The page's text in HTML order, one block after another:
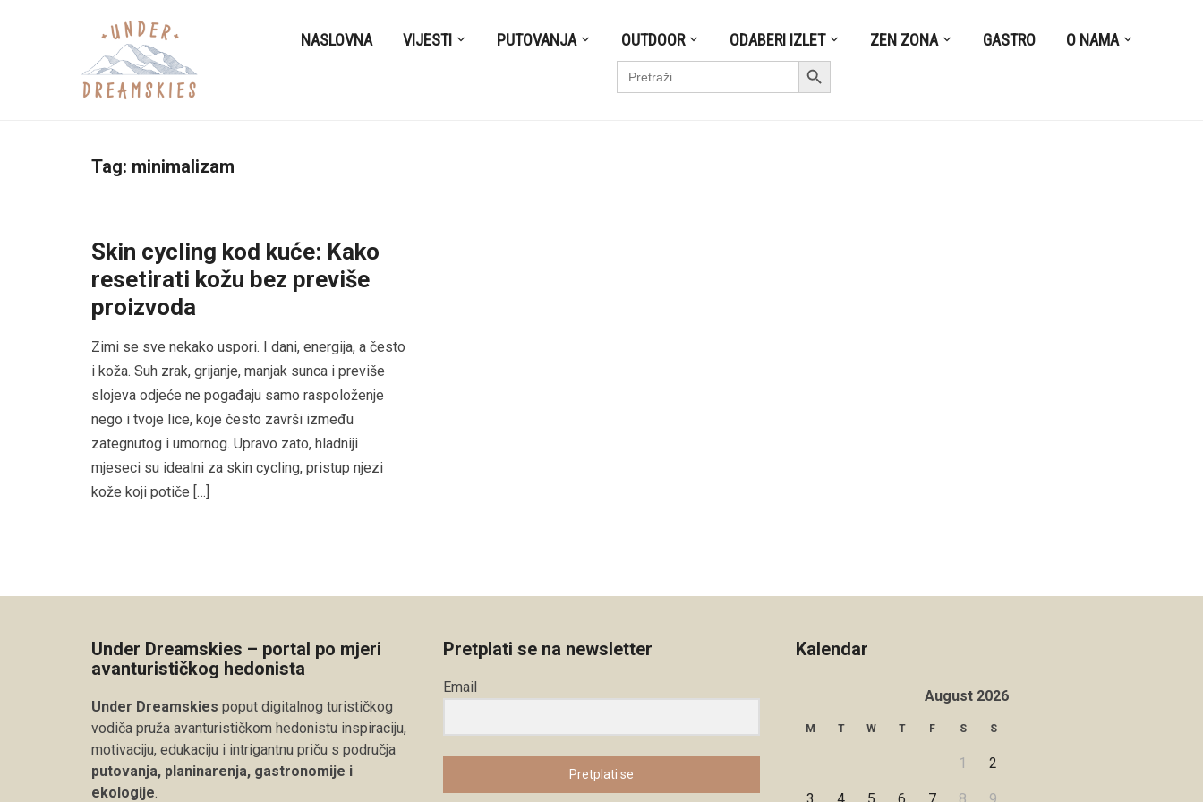
NASLOVNA VIJESTI PUTOVANJA OUTDOOR ODABERI IZLET ZEN ZONA GASTRO O NAMA
Search
for:
Search Button
Tag: minimalizam
Skin cycling kod kuće: Kako
resetirati kožu bez previše
proizvoda
Zimi se sve nekako uspori. I dani, energija, a često
i koža. Suh zrak, grijanje, manjak sunca i previše
slojeva odjeće ne pogađaju samo raspoloženje
nego i tvoje lice, koje često završi između
zategnutog i umornog. Upravo zato, hladniji
mjeseci su idealni za skin cycling, pristup njezi
kože koji potiče […]
Under Dreamskies – portal po mjeri
avanturističkog hedonista
Under Dreamskies poput digitalnog turističkog
vodiča pruža avanturističkom hedonistu inspiraciju,
motivaciju, edukaciju i intrigantnu priču s područja
putovanja, planinarenja, gastronomije i
ekologije.
Pretplati se na newsletter
Email
Pretplati se
Kalendar
August 2026
M T W T F S S
1 2